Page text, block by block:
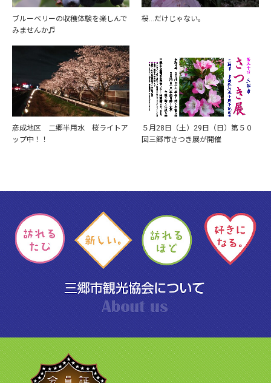
ブルーベリーの収穫体験を楽しんで
みませんか♬
桜…だけじゃない。
彦成地区 二郷半用水 桜ライトア
ップ中！！
５月28日（土）29日（日）第５０
回三郷市さつき展が開催